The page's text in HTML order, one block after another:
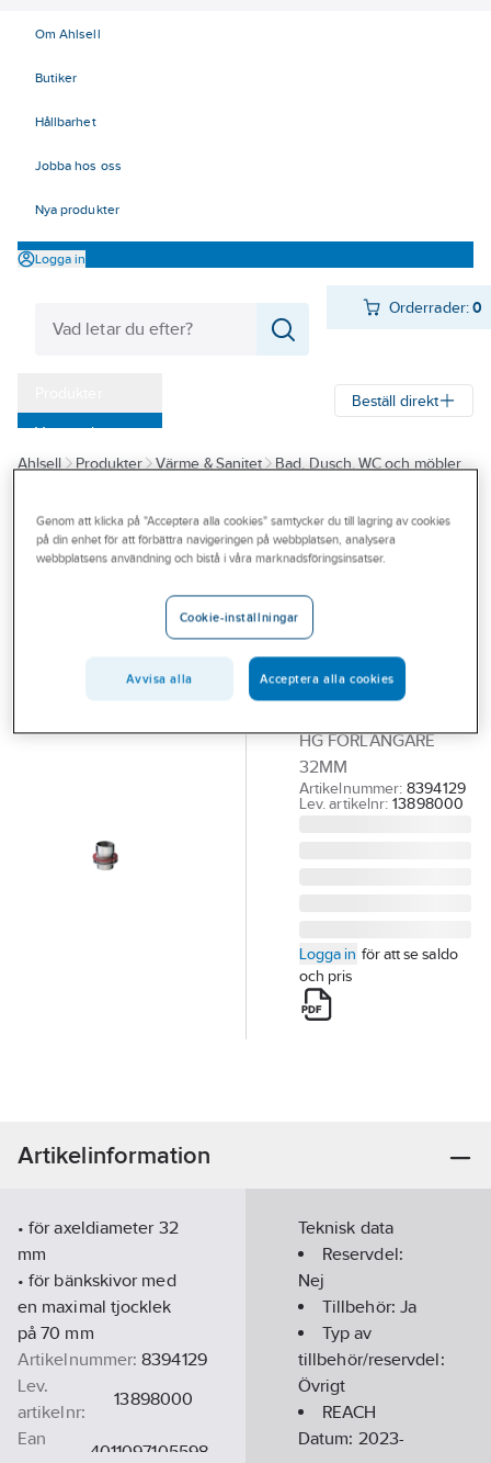
Om Ahlsell
Butiker
Hållbarhet
Jobba hos oss
Nya produkter
Logga in
Orderrader:0
Varumärken
Kampanjer
Branscher
Beställ direkt
Ahlsell Produkter Värme & Sanitet
Bad, Dusch, WC och möbler
Reservdelar blandare
Reservdelar Hansgrohe blandare
Förlängningsset
HG 32mm,
Hansgrohe
HANSGROHE
HG FÖRLÄNGARE
32MM
Artikelnummer: 8394129
Lev. artikelnr: 13898000
Logga in för att se saldo
och pris
Artikelinformation
• för axeldiameter 32
mm
• för bänkskivor med
en maximal tjocklek
på 70 mm
Artikelnummer: 8394129
Lev.
artikelnr:
13898000
Ean
4011097105598
Teknisk data
Reservdel:
Nej
Tillbehör: Ja
Typ av
tillbehör/reservdel:
Övrigt
REACH
Datum: 2023-
Genom att klicka på "Acceptera alla cookies" samtycker du till lagring av cookies
på din enhet för att förbättra navigeringen på webbplatsen, analysera
webbplatsens användning och bistå i våra marknadsföringsinsatser.
Cookie-inställningar
Avvisa alla Acceptera alla cookies